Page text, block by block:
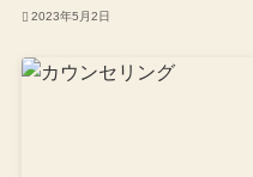
2023年5月2日